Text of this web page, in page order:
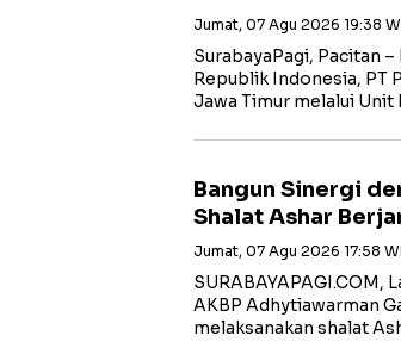
Jumat, 07 Agu 2026 19:38
SurabayaPagi, Pacitan
Republik Indonesia, PT
Jawa Timur melalui Unit
Bangun Sinergi
Shalat Ashar
Jumat, 07 Agu 2026 17:58
SURABAYAPAGI.COM,
AKBP Adhytiawarman
melaksanakan shalat